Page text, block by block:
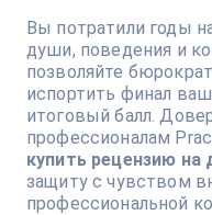
Вы потратили годы
души, поведения и
позволяйте
испортить финал
итоговый балл.
профессионалам
купить рецензию на
защиту с чувством
профессиональной